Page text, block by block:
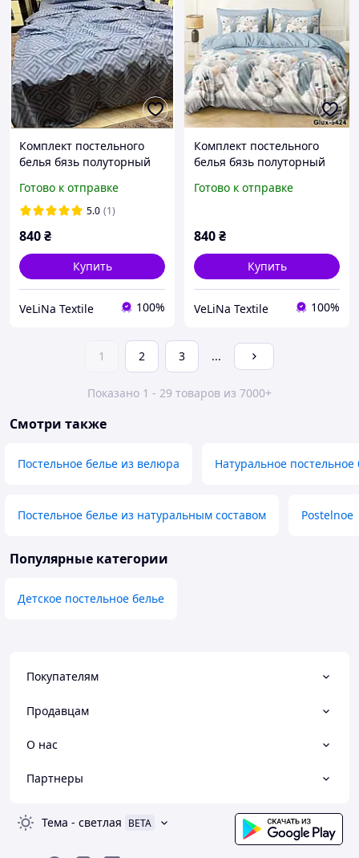
Комплект постельного
белья бязь полуторный
Готово к отправке
5.0 (1)
840₴
Купить
VeLiNa Textile 100%
Комплект постельного
белья бязь полуторный
Готово к отправке
840₴
Купить
VeLiNa Textile 100%
1 2 3 ...
Показано 1 - 29 товаров из 7000+
Смотри также
Постельное белье из велюра Натуральное постельное
Постельное белье из натуральным составом Postelnoe
Популярные категории
Детское постельное белье
Покупателям
Продавцам
О нас
Партнеры
Тема - светлая BETA